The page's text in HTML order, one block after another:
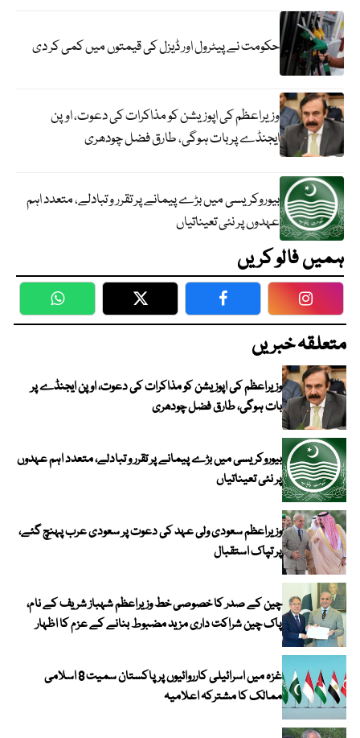
حکومت نے پیٹرول اور ڈیزل کی قیمتوں میں کمی کر دی
وزیراعظم کی اپوزیشن کو مذاکرات کی دعوت، اوپن
ایجنڈے پر بات ہوگی، طارق فضل چودھری
بیوروکریسی میں بڑے پیمانے پر تقرر و تبادلے، متعدد اہم
عہدوں پر نئی تعیناتیاں
ہمیں فالو کریں
WhatsApp Twitter Facebook
متعلقہ خبریں
وزیراعظم کی اپوزیشن کو مذاکرات کی دعوت، اوپن ایجنڈے پر
بات ہوگی، طارق فضل چودھری
بیوروکریسی میں بڑے پیمانے پر تقرر و تبادلے، متعدد اہم عہدوں
پر نئی تعیناتیاں
وزیراعظم سعودی ولی عہد کی دعوت پر سعودی عرب پہنچ گئے،
پر تپاک استقبال
چین کے صدر کا خصوصی خط وزیراعظم شہباز شریف کے نام،
پاک چین شراکت داری مزید مضبوط بنانے کے عزم کا اظہار
غزہ میں اسرائیلی کارروائیوں پر پاکستان سمیت 8 اسلامی
ممالک کا مشترکہ اعلامیہ